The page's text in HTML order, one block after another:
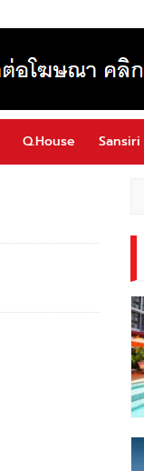
Q.House Sansiri